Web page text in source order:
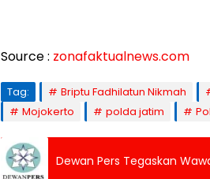
Source : zonafaktualnews.com
Tag: Briptu Fadhilatun Nikmah
Mojokerto
polda jatim
Dewan Pers Tegaskan